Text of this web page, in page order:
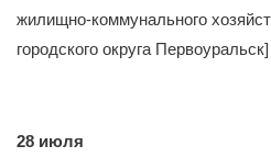
жилищно-коммунального
городского округа Первоуральск]
28 июля